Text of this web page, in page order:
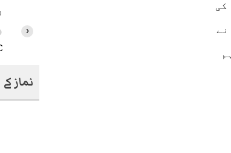
کی
نے
19:00
›
نماز